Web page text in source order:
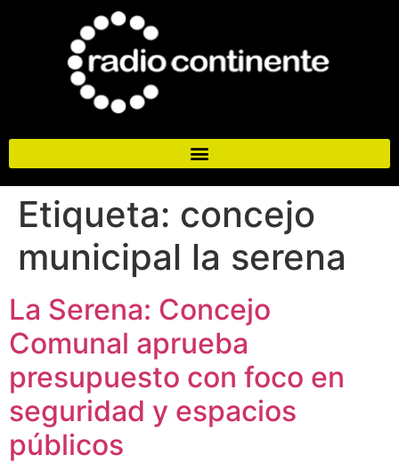
Etiqueta: concejo
municipal la serena
La Serena: Concejo
Comunal aprueba
presupuesto con foco en
seguridad y espacios
públicos